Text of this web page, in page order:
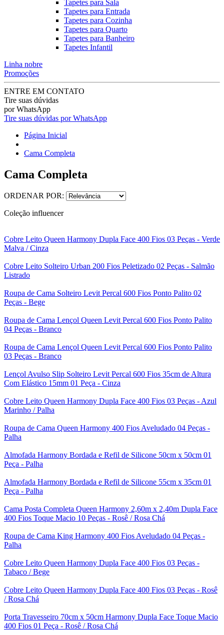
Tapetes para Sala
Tapetes para Entrada
Tapetes para Cozinha
Tapetes para Quarto
Tapetes para Banheiro
Tapetes Infantil
Linha nobre
Promoções
ENTRE EM CONTATO
Tire suas dúvidas
por WhatsApp
Tire suas dúvidas por WhatsApp
Página Inicial
Cama Completa
Cama Completa
ORDENAR POR:
Coleção influencer
Cobre Leito Queen Harmony Dupla Face 400 Fios 03 Peças - Verde
Malva / Cinza
Cobre Leito Solteiro Urban 200 Fios Peletizado 02 Peças - Salmão
Listrado
Roupa de Cama Solteiro Levit Percal 600 Fios Ponto Palito 02
Peças - Bege
Roupa de Cama Lençol Queen Levit Percal 600 Fios Ponto Palito
04 Peças - Branco
Roupa de Cama Lençol Queen Levit Percal 600 Fios Ponto Palito
03 Peças - Branco
Lençol Avulso Slip Solteiro Levit Percal 600 Fios 35cm de Altura
Com Elástico 15mm 01 Peça - Cinza
Cobre Leito Queen Harmony Dupla Face 400 Fios 03 Peças - Azul
Marinho / Palha
Roupa de Cama Queen Harmony 400 Fios Aveludado 04 Peças -
Palha
Almofada Harmony Bordada e Refil de Silicone 50cm x 50cm 01
Peça - Palha
Almofada Harmony Bordada e Refil de Silicone 55cm x 35cm 01
Peça - Palha
Cama Posta Completa Queen Harmony 2,60m x 2,40m Dupla Face
400 Fios Toque Macio 10 Peças - Rosê / Rosa Chá
Roupa de Cama King Harmony 400 Fios Aveludado 04 Peças -
Palha
Cobre Leito Queen Harmony Dupla Face 400 Fios 03 Peças -
Tabaco / Bege
Cobre Leito Queen Harmony Dupla Face 400 Fios 03 Peças - Rosê
/ Rosa Chá
Porta Travesseiro 70cm x 50cm Harmony Dupla Face Toque Macio
400 Fios 01 Peça - Rosê / Rosa Chá